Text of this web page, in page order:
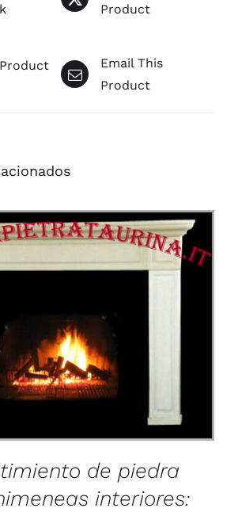
Product
Email This
Product
de piedra
interiores: